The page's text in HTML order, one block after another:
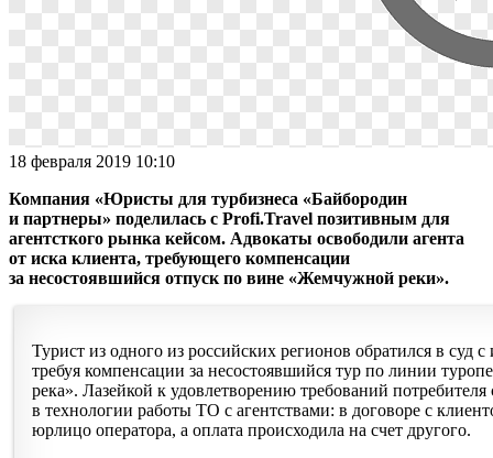
18 февраля 2019 10:10
Компания «Юристы для турбизнеса «Байбородин
и партнеры» поделилась с Profi.Travel позитивным для
агентсткого рынка кейсом. Адвокаты освободили агента
от иска клиента, требующего компенсации
за несостоявшийся отпуск по вине «Жемчужной реки».
Турист из одного из российских регионов обратился в суд с
требуя компенсации за несостоявшийся тур по линии
река». Лазейкой к удовлетворению требований
в технологии работы ТО с агентствами: в договоре с
юрлицо оператора, а оплата происходила на счет другого.